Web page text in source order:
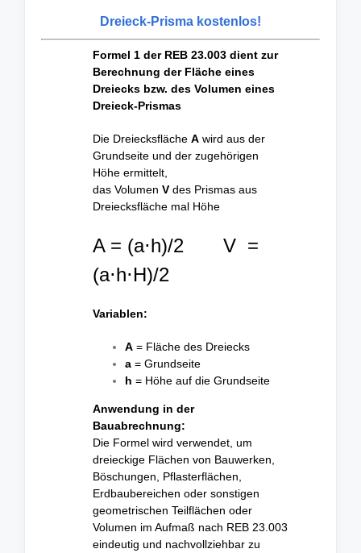
Dreieck-Prisma kostenlos!
Formel 1 der REB 23.003 dient zur
Berechnung der Fläche eines
Dreiecks bzw. des Volumen eines
Dreieck-Prismas
Die Dreiecksfläche Awird aus der
Grundseite und der zugehörigen
Höhe ermittelt,
das Volumen Vdes Prismas aus
Dreiecksfläche mal Höhe
A = (a⋅h)/2 V =
(a⋅h⋅H)/2
Variablen:
A= Fläche des Dreiecks
a= Grundseite
h = Höhe auf die Grundseite
Anwendung in der
Bauabrechnung:
Die Formel wird verwendet, um
dreieckige Flächen von Bauwerken,
Böschungen, Pflasterflächen,
Erdbaubereichen oder sonstigen
geometrischen Teilflächen oder
Volumen im Aufmaß nach REB 23.003
eindeutig und nachvollziehbar zu